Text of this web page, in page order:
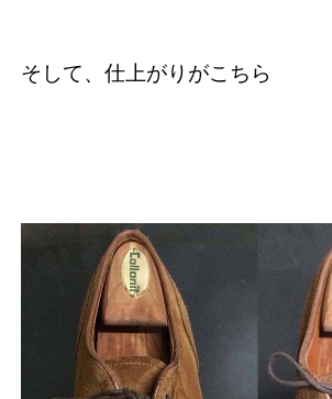
そして、仕上がりがこちら